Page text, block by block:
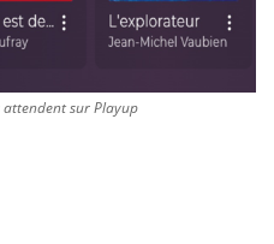
attendent sur Playup